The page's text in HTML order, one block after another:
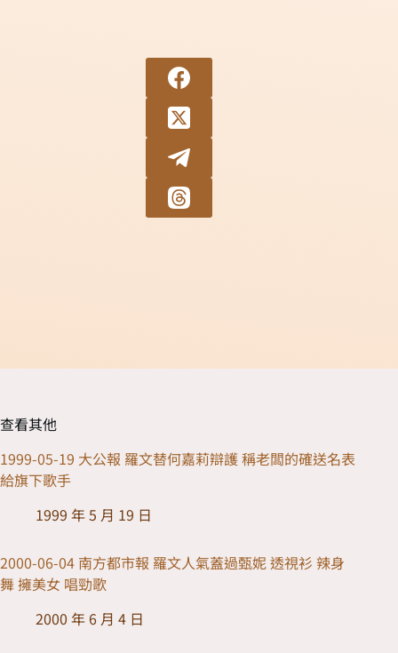
查看其他
1999-05-19 大公報 羅文替何嘉莉辯護 稱老闆的確送名表
給旗下歌手
1999 年 5 月 19 日
2000-06-04 南方都市報 羅文人氣蓋過甄妮 透視衫 辣身
舞 擁美女 唱勁歌
2000 年 6 月 4 日